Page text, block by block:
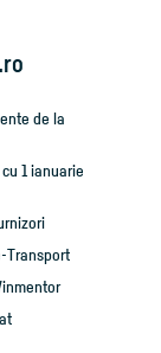
de la
1 ianuarie
Transport